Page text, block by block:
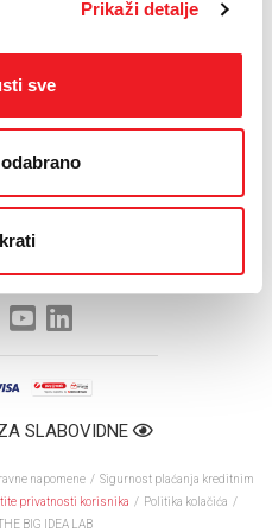
Prikaži detalje
sve
ćemo nastojati i dalje činiti, a Matica
HT ERONET-a. Želim vam mnogo
je, na svojoj skupštini,
zahvalnosti.
SLABOVIDNE
napomene / Sigurnost plaćanja kreditnim
privatnosti korisnika / Politika kolačića /
BIG IDEA LAB